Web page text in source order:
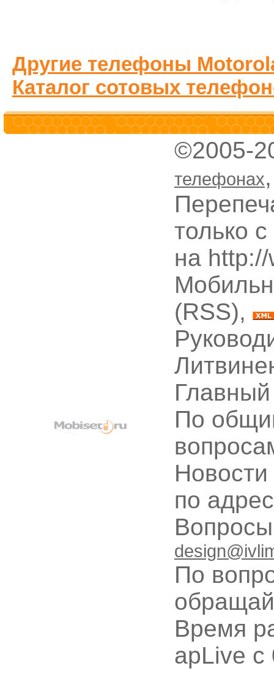
Другие телефоны
Каталог сотовых
©2005-
телефонах
только
на
(RSS),
По
по
По
Время
apLive c